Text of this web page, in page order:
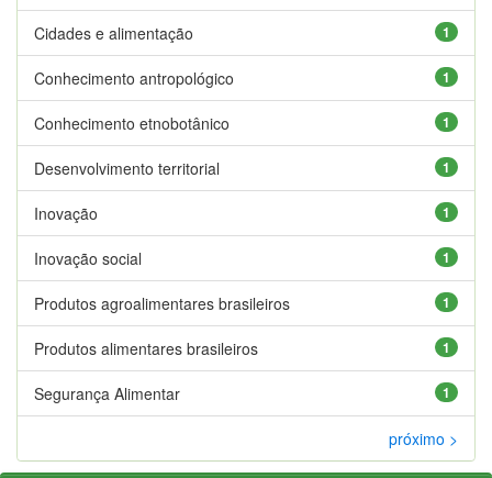
1
Cidades e alimentação
1
Conhecimento antropológico
1
Conhecimento etnobotânico
1
Desenvolvimento territorial
1
Inovação
1
Inovação social
1
Produtos agroalimentares brasileiros
1
Produtos alimentares brasileiros
1
Segurança Alimentar
próximo >